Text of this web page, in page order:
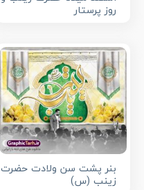
روز پرستار
بنر پشت سن ولادت حضرت
زینب (س)